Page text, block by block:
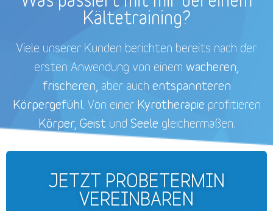
Kältetraining?
Viele unserer Kunden berichten bereits nach der
ersten Anwendung von einem wacheren,
frischeren, aber auch entspannteren
Körpergefühl. Von einer Kyrotherapie profitieren
Körper, Geistund Seele gleichermaßen.
JETZT PROBETERMIN
VEREINBAREN